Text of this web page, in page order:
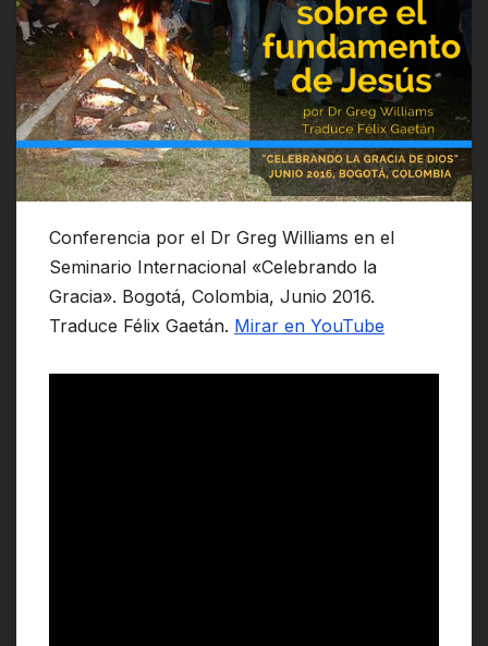
Conferencia por el Dr Greg Williams en el
Seminario Internacional «Celebrando la
Gracia». Bogotá, Colombia, Junio 2016.
Traduce Félix Gaetán. Mirar en YouTube